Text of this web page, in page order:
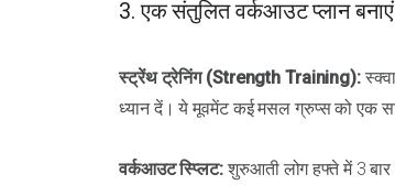
3. एक संतुलित वर्कआउट प्लान बनाएं
स्ट्रेंथ ट्रेनिंग (Strength Training):
ध्यान दें। ये मूवमेंट कई मसल ग्रुप्स को एक
वर्कआउट स्प्लिट: शुरुआती लोग हफ्ते में 3